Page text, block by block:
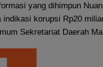
yang dihimpun
indikasi korupsi Rp20
Sekretariat Daerah